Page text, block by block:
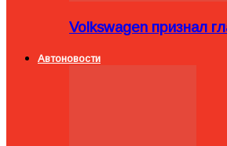
Volkswagen признал
Автоновости